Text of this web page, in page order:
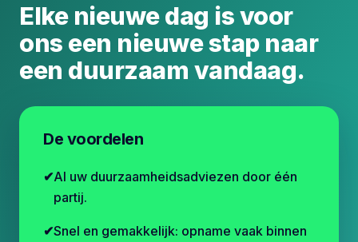
Elke nieuwe dag is voor
ons een nieuwe stap naar
een duurzaam vandaag.
De voordelen
Al uw duurzaamheidsadviezen door één
partij.
Snel en gemakkelijk: opname vaak binnen